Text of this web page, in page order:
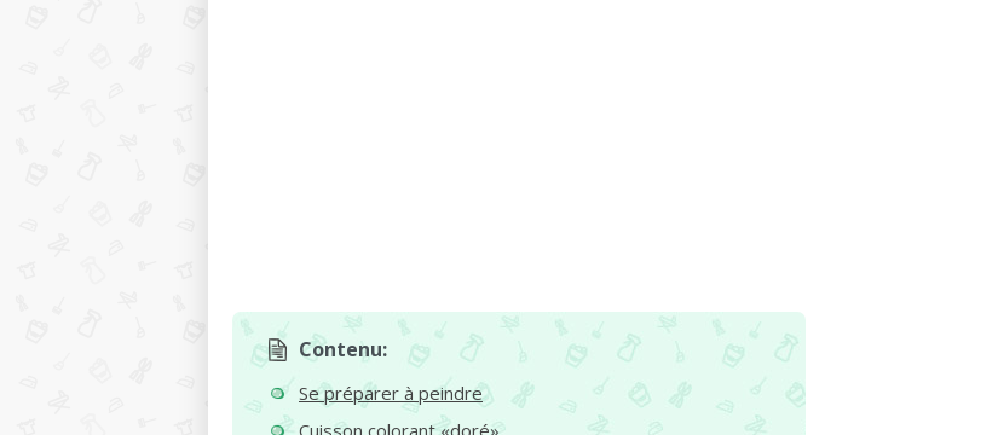
Contenu:
Se préparer à peindre
Cuisson colorant «doré»